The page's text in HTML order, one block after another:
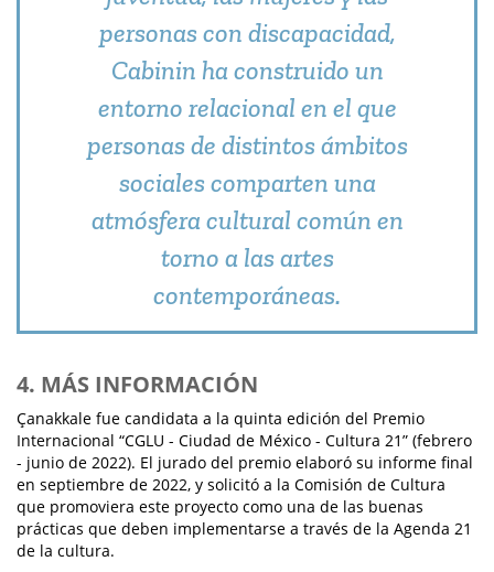
personas con discapacidad,
Cabinin ha construido un
entorno relacional en el que
personas de distintos ámbitos
sociales comparten una
atmósfera cultural común en
torno a las artes
contemporáneas.
4. MÁS INFORMACIÓN
Çanakkale fue candidata a la quinta edición del Premio
Internacional “CGLU - Ciudad de México - Cultura 21” (febrero
- junio de 2022). El jurado del premio elaboró su informe final
en septiembre de 2022, y solicitó a la Comisión de Cultura
que promoviera este proyecto como una de las buenas
prácticas que deben implementarse a través de la Agenda 21
de la cultura.